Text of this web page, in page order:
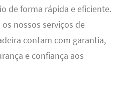
de forma rápida e eficiente.
os nossos serviços de
contam com garantia,
e confiança aos